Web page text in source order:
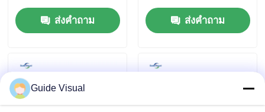
ส่งคำถาม
P2.9 P3.9
ส่งคำถาม
Guide Visual